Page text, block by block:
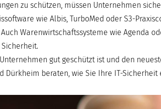
zu schützen, müssen Unternehmen
wie Albis, TurboMed oder S3-
Warenwirtschaftssysteme wie Agenda
gut geschützt ist und den
Dürkheim beraten, wie Sie Ihre IT-